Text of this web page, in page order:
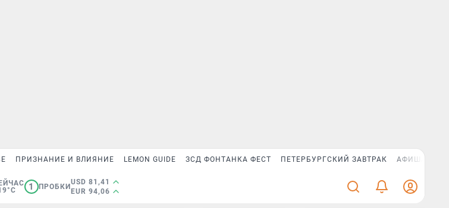
ПРИЗНАНИЕ И ВЛИЯНИЕ LEMON GUIDE ЗСД ФОНТАНКА ФЕСТ ПЕТЕРБУРГСКИЙ ЗАВТРАК АФИША PLUS
1 ПРОБКИ
USD 81,41
EUR 94,06